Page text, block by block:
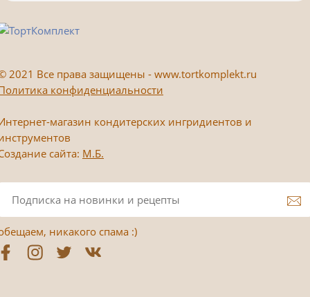
2021 Все права защищены - www.tortkomplekt.ru
конфиденциальности
магазин кондитерских ингридиентов и
сайта: М.Б.
никакого спама :)